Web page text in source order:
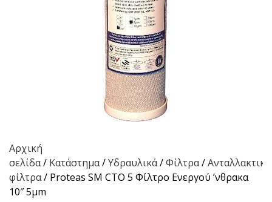
Αρχική
σελίδα/ Κατάστημα/Υδραυλικά/Φίλτρα/Ανταλλακτικά
φίλτρα/ Proteas SM CTO 5 Φίλτρο Ενεργού ʼνθρακα
10″ 5μm